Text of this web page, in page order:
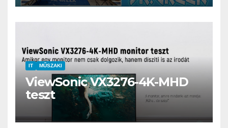
IT MŰSZAKI
ViewSonic VX3276-4K-MHD
teszt